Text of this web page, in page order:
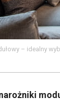
– idealny